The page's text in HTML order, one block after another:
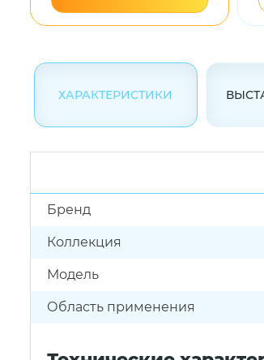
ХАРАКТЕРИСТИКИ
Бренд
Коллекция
Модель
Область применения